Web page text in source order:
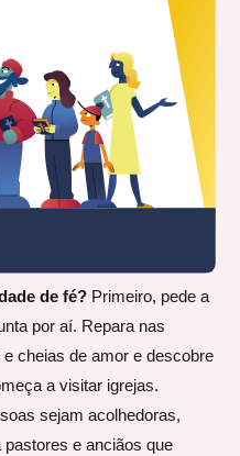
de fé? Primeiro, pede a
por aí. Repara nas
cheias de amor e descobre
a visitar igrejas.
sejam acolhedoras,
e anciãos que